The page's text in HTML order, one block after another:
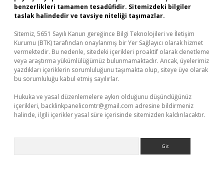
benzerlikleri tamamen tesadüfidir. Sitemizdeki bilgiler
taslak halindedir ve tavsiye niteliği taşımazlar.
Sitemiz, 5651 Sayılı Kanun gereğince Bilgi Teknolojileri ve İletişim
Kurumu (BTK) tarafından onaylanmış bir Yer Sağlayıcı olarak hizmet
vermektedir. Bu nedenle, sitedeki içerikleri proaktif olarak denetleme
veya araştırma yükümlülüğümüz bulunmamaktadır. Ancak, üyelerimiz
yazdıkları içeriklerin sorumluluğunu taşımakta olup, siteye üye olarak
bu sorumluluğu kabul etmiş sayılırlar.
Hukuka ve yasal düzenlemelere aykırı olduğunu düşündüğünüz
içerikleri, backlinkpanelicomtr@gmail.com adresine bildirmeniz
halinde, ilgili içerikler yasal süre içerisinde sitemizden kaldırılacaktır.